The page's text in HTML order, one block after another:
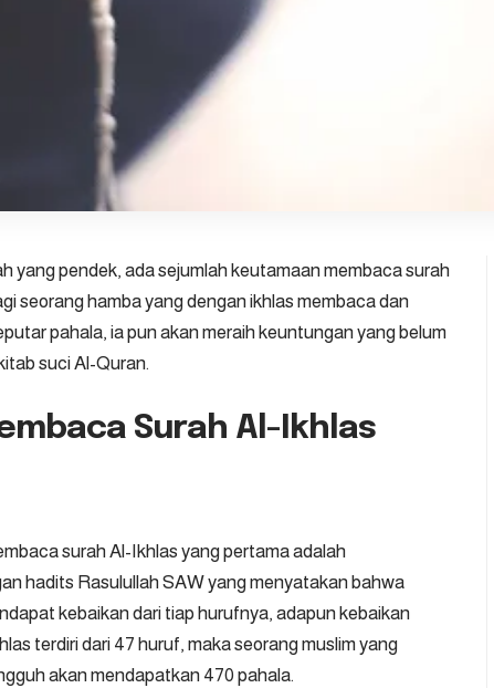
yang pendek, ada sejumlah keutamaan membaca surah
seorang hamba yang dengan ikhlas membaca dan
pahala, ia pun akan meraih keuntungan yang belum
suci Al-Quran.
Surah Al-Ikhlas
surah Al-Ikhlas yang pertama adalah
hadits Rasulullah SAW yang menyatakan bahwa
kebaikan dari tiap hurufnya, adapun kebaikan
terdiri dari 47 huruf, maka seorang muslim yang
akan mendapatkan 470 pahala.